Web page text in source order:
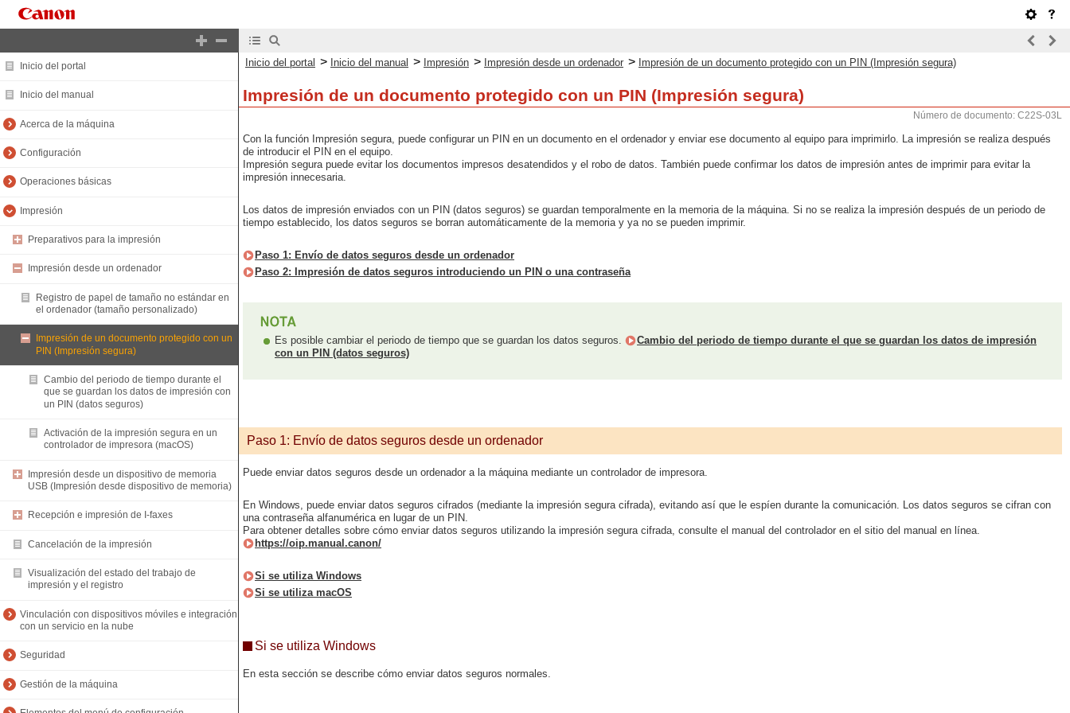
Inicio del portal
Inicio del manual
Acerca de la máquina
Configuración
Operaciones básicas
Impresión
Preparativos para la impresión
Impresión desde un ordenador
Registro de papel de tamaño no estándar en
el ordenador (tamaño personalizado)
Impresión de un documento protegido con un
PIN (Impresión segura)
Cambio del periodo de tiempo durante el
que se guardan los datos de impresión con
un PIN (datos seguros)
Activación de la impresión segura en un
controlador de impresora (macOS)
Impresión desde un dispositivo de memoria
USB (Impresión desde dispositivo de memoria)
Recepción e impresión de I-faxes
Cancelación de la impresión
Visualización del estado del trabajo de
impresión y el registro
Vinculación con dispositivos móviles e integración
con un servicio en la nube
Seguridad
Gestión de la máquina
Inicio del portal > Inicio del manual > Impresión > Impresión desde un ordenador > Impresión de un documento protegido con un PIN (Impresión segura)
Impresión de un documento protegido con un PIN (Impresión segura)
Número de documento: C22S-03L
Con la función Impresión segura, puede configurar un PIN en un documento en el ordenador y enviar ese documento al equipo para imprimirlo. La impresión se realiza después
de introducir el PIN en el equipo.
Impresión segura puede evitar los documentos impresos desatendidos y el robo de datos. También puede confirmar los datos de impresión antes de imprimir para evitar la
impresión innecesaria.
Los datos de impresión enviados con un PIN (datos seguros) se guardan temporalmente en la memoria de la máquina. Si no se realiza la impresión después de un periodo de
tiempo establecido, los datos seguros se borran automáticamente de la memoria y ya no se pueden imprimir.
Paso 1: Envío de datos seguros desde un ordenador
Paso 2: Impresión de datos seguros introduciendo un PIN o una contraseña
Es posible cambiar el periodo de tiempo que se guardan los datos seguros.
Cambio del periodo de tiempo durante el que se guardan los datos de impresión
con un PIN (datos seguros)
Paso 1: Envío de datos seguros desde un ordenador
Puede enviar datos seguros desde un ordenador a la máquina mediante un controlador de impresora.
En Windows, puede enviar datos seguros cifrados (mediante la impresión segura cifrada), evitando así que le espíen durante la comunicación. Los datos seguros se cifran con
una contraseña alfanumérica en lugar de un PIN.
Para obtener detalles sobre cómo enviar datos seguros utilizando la impresión segura cifrada, consulte el manual del controlador en el sitio del manual en línea.
https://oip.manual.canon/
Si se utiliza Windows
Si se utiliza macOS
Si se utiliza Windows
En esta sección se describe cómo enviar datos seguros normales.